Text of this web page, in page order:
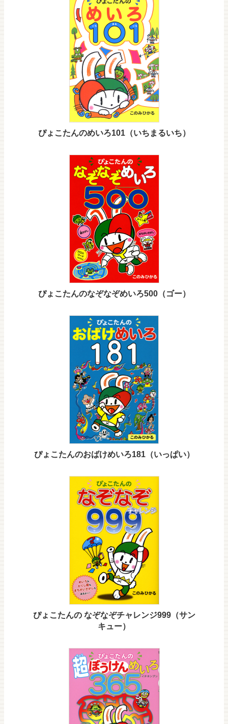
ぴょこたんのめいろ101（いちまるいち）
ぴょこたんのなぞなぞめいろ500（ゴー）
ぴょこたんのおばけめいろ181（いっぱい）
ぴょこたんの なぞなぞチャレンジ999（サン
キュー）